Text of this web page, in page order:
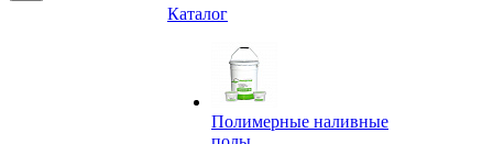
Каталог
Полимерные наливные